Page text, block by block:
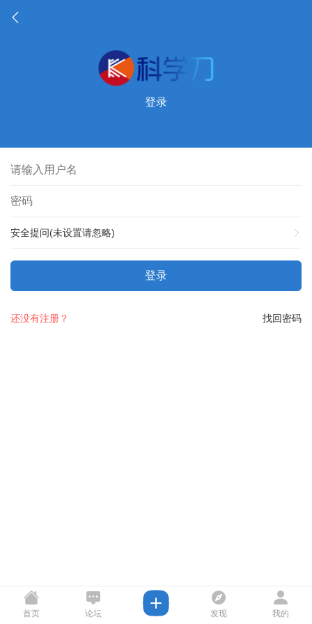
登录
安全提问(未设置请忽略)
登录
找回密码
还没有注册？
首页 论坛 发现 我的